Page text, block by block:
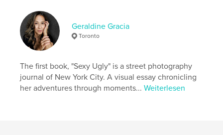
Veröffentlichungsdatum:
Sprache English
Schlüsselwörter
street photography
new york city
Geraldine Gracia
Toronto
The first book, "Sexy Ugly" is a street photography
journal of New York City. A visual essay chronicling
her adventures through moments...Weiterlesen